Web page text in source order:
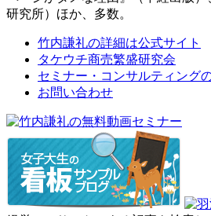
研究所）ほか、多数。
竹内謙礼の詳細は公式サイト
タケウチ商売繁盛研究会
セミナー・コンサルティング
お問い合わせ